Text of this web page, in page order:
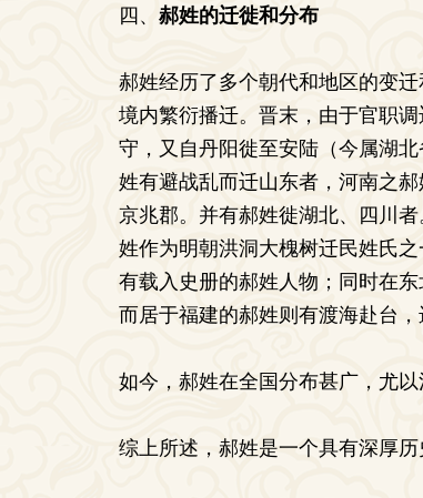
四、 郝姓的迁徙和分布
郝姓经历了多个朝代和地区的变
境内繁衍播迁。晋末，由于官职
守，又自丹阳徙至安陆（今属湖
姓有避战乱而迁山东者，河南之
京兆郡。并有郝姓徙湖北、四川
姓作为明朝洪洞大槐树迁民姓氏
有载入史册的郝姓人物；同时在
而居于福建的郝姓则有渡海赴台，
如今，郝姓在全国分布甚广，尤
综上所述，郝姓是一个具有深厚